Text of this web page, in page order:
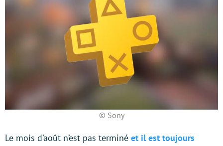
© Sony
Le mois d’août n’est pas terminé et il est toujours